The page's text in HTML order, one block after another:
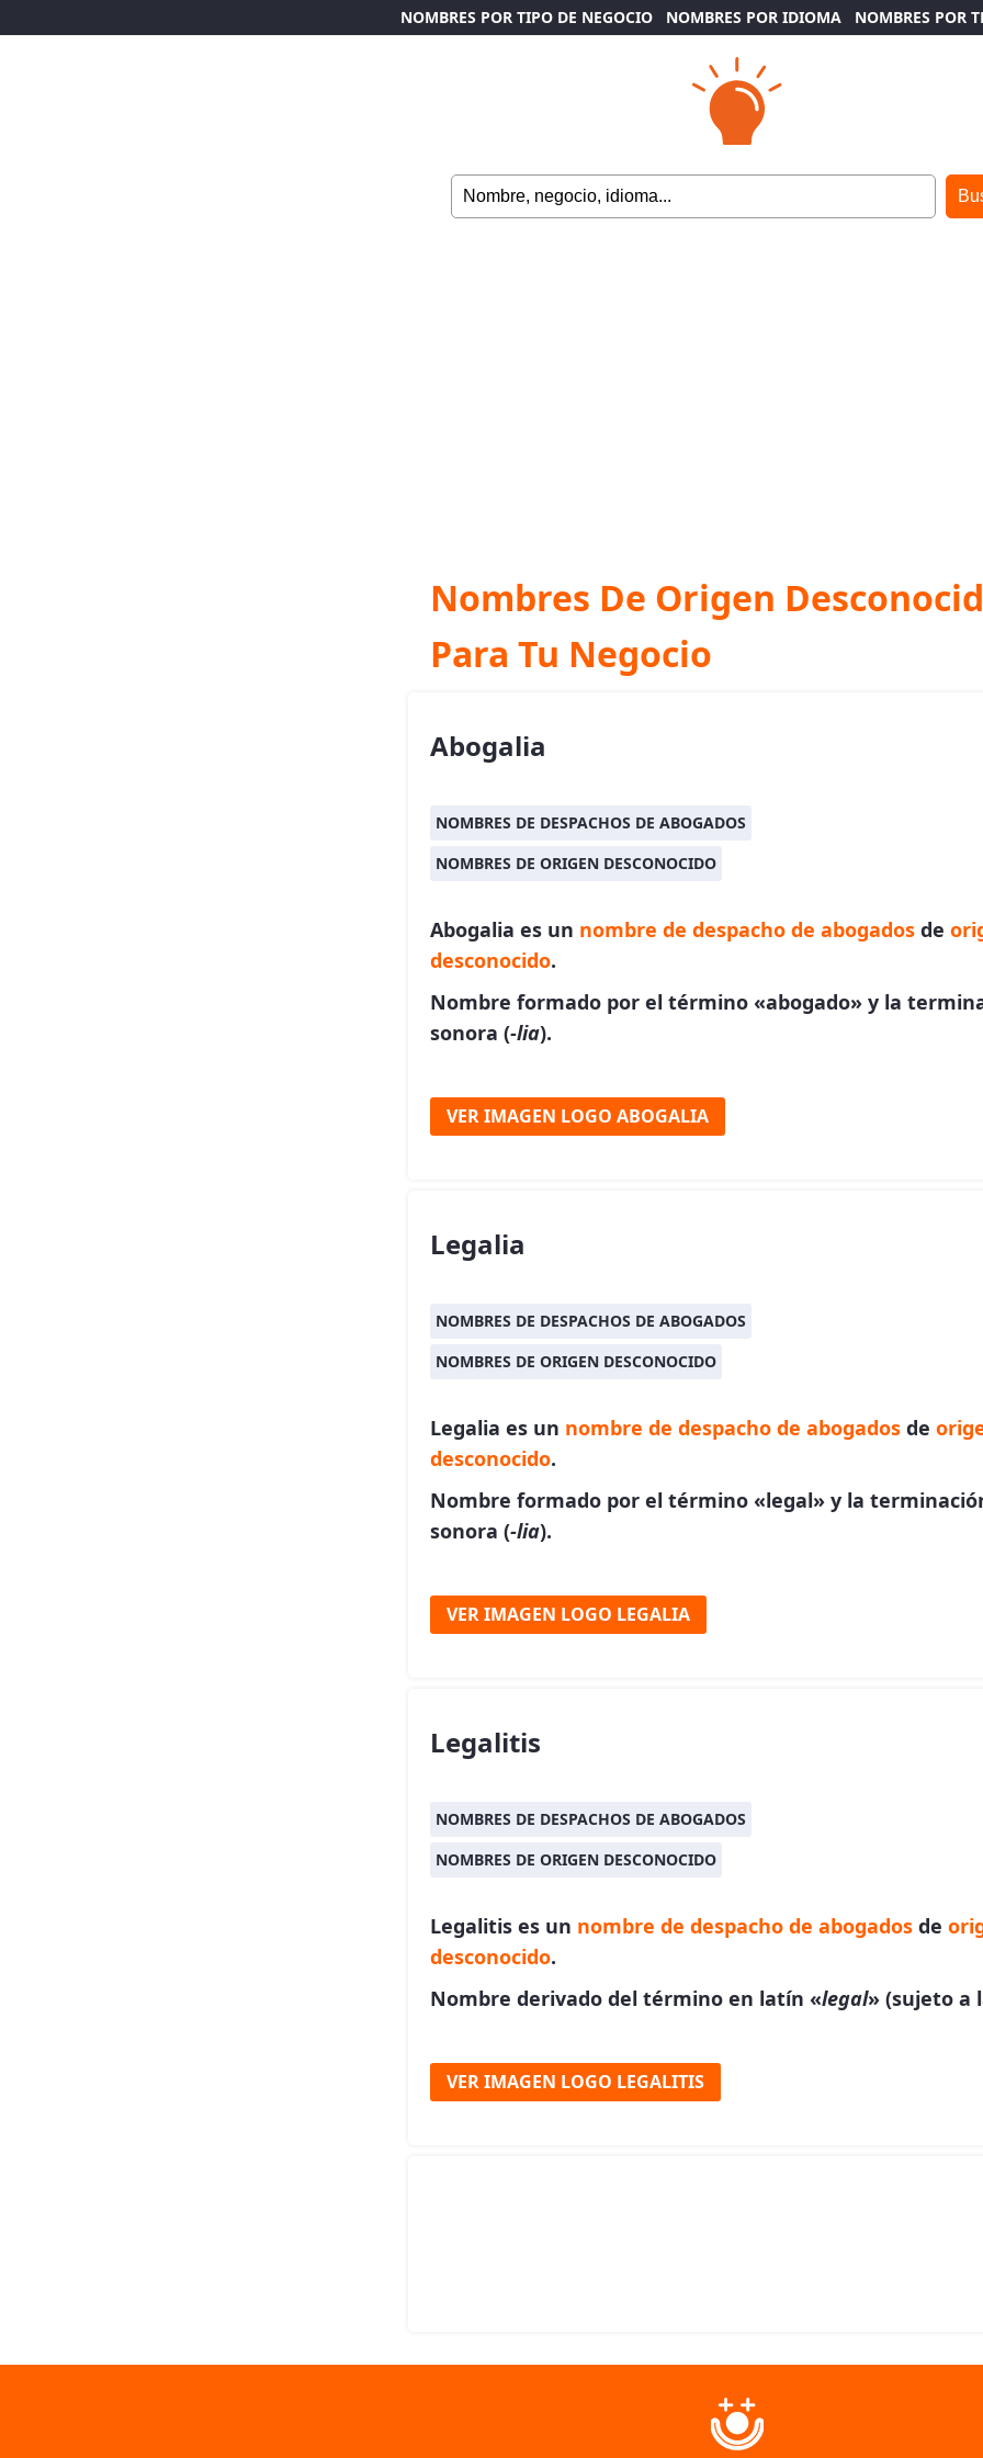
NOMBRES POR TIPO DE NEGOCIO NOMBRES POR IDIOMA NOMBRES POR
Nombres De Origen
Para Tu Negocio
Abogalia
NOMBRES DE DESPACHOS DE ABOGADOS
NOMBRES DE ORIGEN DESCONOCIDO
Abogalia es un nombre de despacho de abogados de
desconocido.
Nombre formado por el término «abogado» y la
sonora (-lia).
VER IMAGEN LOGO ABOGALIA
Legalia
NOMBRES DE DESPACHOS DE ABOGADOS
NOMBRES DE ORIGEN DESCONOCIDO
Legalia es un nombre de despacho de abogados de
desconocido.
Nombre formado por el término «legal» y la
sonora (-lia).
VER IMAGEN LOGO LEGALIA
Legalitis
NOMBRES DE DESPACHOS DE ABOGADOS
NOMBRES DE ORIGEN DESCONOCIDO
Legalitis es un nombre de despacho de abogados de
desconocido.
Nombre derivado del término en latín «legal» (sujeto a
VER IMAGEN LOGO LEGALITIS